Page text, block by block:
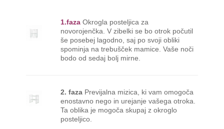
1.fazaOkrogla posteljica za
novorojenčka. V zibelki se bo otrok počutil
še posebej lagodno, saj po svoji obliki
spominja na trebušček mamice. Vaše noči
bodo od sedaj bolj mirne.
2. fazaPrevijalna mizica, ki vam omogoča
enostavno nego in urejanje vašega otroka.
Ta oblika je mogoča skupaj z okroglo
posteljico.